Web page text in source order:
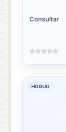
Consultar
HOGUO